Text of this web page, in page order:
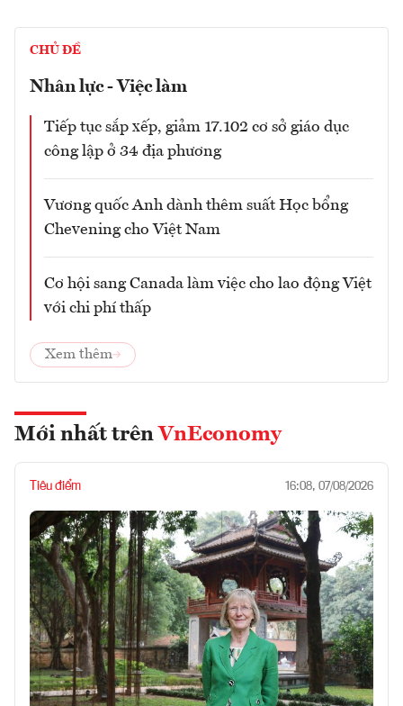
CHỦ ĐỀ
Nhân lực - Việc làm
Tiếp tục sắp xếp, giảm 17.102 cơ sở giáo dục
công lập ở 34 địa phương
Vương quốc Anh dành thêm suất Học bổng
Chevening cho Việt Nam
Cơ hội sang Canada làm việc cho lao động Việt
với chi phí thấp
Xem thêm
Mới nhất trên VnEconomy
Tiêu điểm 16:08, 07/08/2026